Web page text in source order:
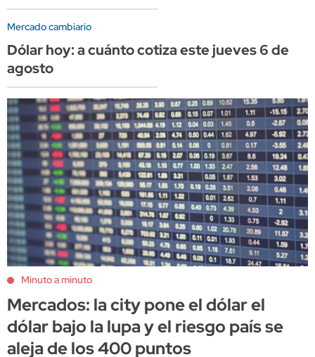
Mercado cambiario
Dólar hoy: a cuánto cotiza este jueves 6 de
agosto
Minuto a minuto
Mercados: la city pone el dólar el
dólar bajo la lupa y el riesgo país se
aleja de los 400 puntos